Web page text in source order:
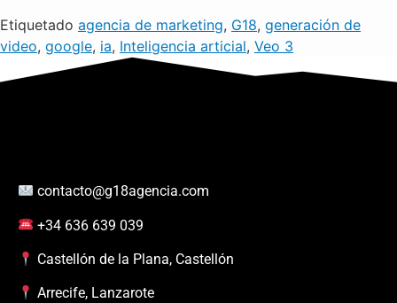
Etiquetado agencia de marketing, G18, generación de
video, google, ia, Inteligencia articial, Veo 3
contacto@g18agencia.com
+34 636 639 039
Castellón de la Plana, Castellón
Arrecife, Lanzarote